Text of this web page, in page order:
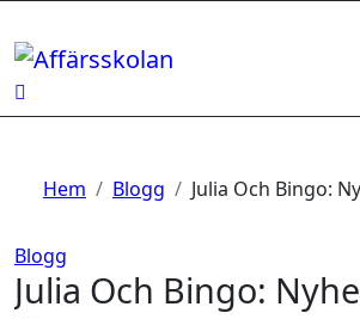
till
innehåll
Hem Blogg Julia Och Bingo:
Blogg
Julia Och Bingo: